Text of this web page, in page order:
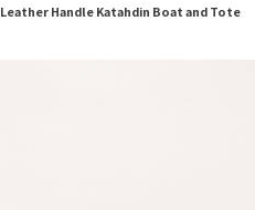
Leather Handle Katahdin Boat and Tote